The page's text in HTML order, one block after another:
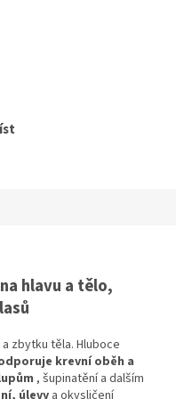
hlavu a tělo,
a zbytku těla. Hluboce
krevní oběh a
, šupinatění a dalším